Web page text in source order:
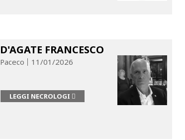
D'AGATE FRANCESCO
Paceco 11/01/2026
LEGGI NECROLOGI